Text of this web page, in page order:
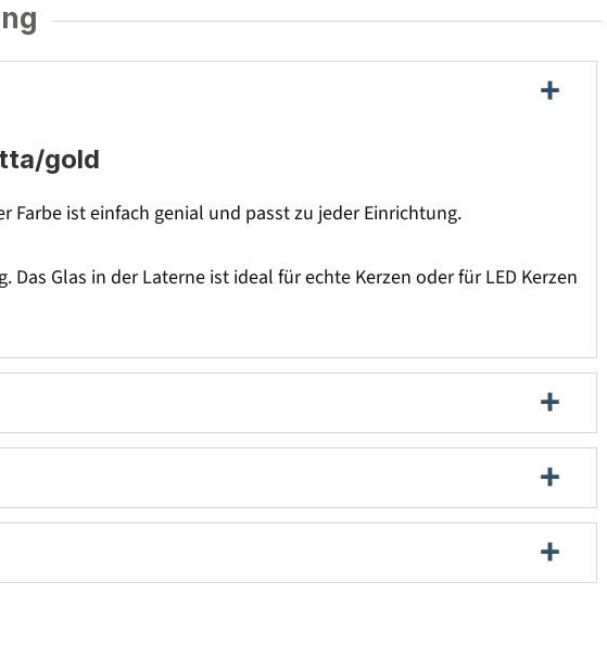
gold
ist einfach genial und passt zu jeder Einrichtung.
Glas in der Laterne ist ideal für echte Kerzen oder für LED Kerzen